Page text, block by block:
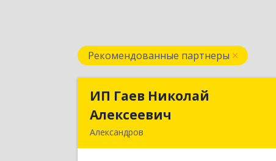
Рекомендованные партнеры
ИП Гаев Николай
Алексеевич
Александров
ИП Гаев Николай